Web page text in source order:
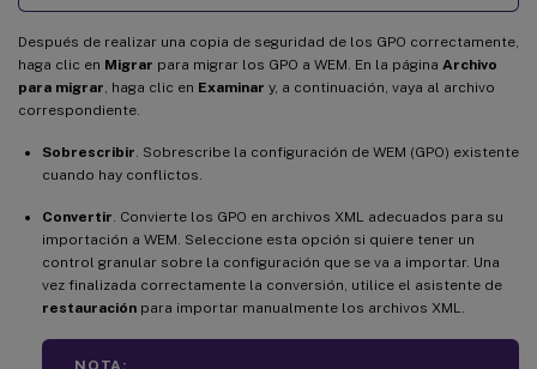
Después de realizar una copia de seguridad de los GPO correctamente,
haga clic en Migrar para migrar los GPO a WEM. En la página Archivo
para migrar , haga clic en Examinar y, a continuación, vaya al archivo
correspondiente.
Sobrescribir . Sobrescribe la configuración de WEM (GPO) existente
cuando hay conflictos.
Convertir . Convierte los GPO en archivos XML adecuados para su
importación a WEM. Seleccione esta opción si quiere tener un
control granular sobre la configuración que se va a importar. Una
vez finalizada correctamente la conversión, utilice el asistente de
restauración para importar manualmente los archivos XML.
NOTA: